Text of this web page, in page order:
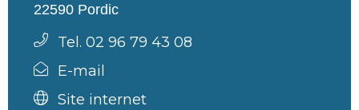
22590 Pordic
Tel. 02 96 79 43 08
E-mail
Site internet